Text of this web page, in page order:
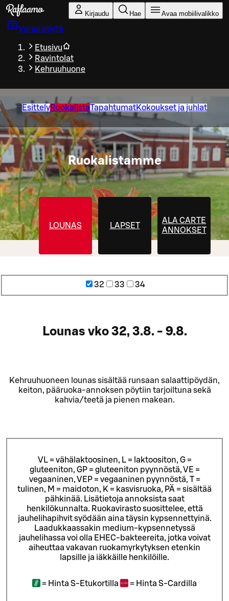
Siirry pääsisältöön
Kirjaudu Hae Avaa mobiilivalikko
Varaa pöytä
Etusivu
Ravintolat
Kehruuhuone
EsittelyRuokalistaTapahtumatKokoukset ja juhlat
Ruokalistamme
LOUNAS LAPSET
ALA CARTE
ANNOKSET
32 33 34
Lounas vko 32, 3.8. - 9.8.
Kehruuhuoneen lounas sisältää runsaan salaattipöydän,
keiton, pääruoka-annoksen pöytiin tarjoiltuna sekä
kahvia/teetä ja pienen makean.
VL = vähälaktoosinen, L = laktoositon, G =
gluteeniton, GP = gluteeniton pyynnöstä, VE =
vegaaninen, VEP = vegaaninen pyynnöstä, T =
tulinen, M = maidoton, K = kasvisruoka, PÄ = sisältää
pähkinää. Lisätietoja annoksista saat
henkilökunnalta. Ruokavirasto suosittelee, että
jauhelihapihvit syödään aina täysin kypsennettyinä.
Laadukkaassakin medium-kypsennetyssä
jauhelihassa voi olla EHEC-bakteereita, jotka voivat
aiheuttaa vakavan ruokamyrkytyksen etenkin
lapsille ja iäkkäille henkilöille.
= Hinta S-Etukortilla = Hinta S-Cardilla